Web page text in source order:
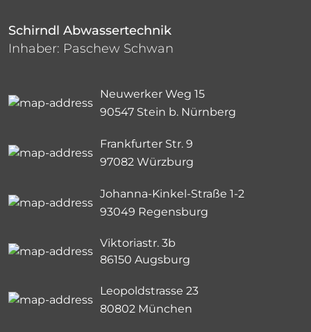
Schirndl Abwassertechnik
Inhaber: Paschew Schwan
Neuwerker Weg 15
90547 Stein b. Nürnberg
Frankfurter Str. 9
97082 Würzburg
Johanna-Kinkel-Straße 1-2
93049 Regensburg
Viktoriastr. 3b
86150 Augsburg
Leopoldstrasse 23
80802 München